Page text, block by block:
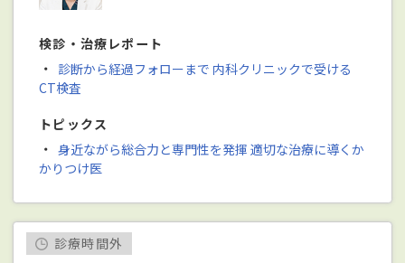
検診・治療レポート
・ 診断から経過フォローまで 内科クリニックで受ける
CT検査
トピックス
・ 身近ながら総合力と専門性を発揮 適切な治療に導くか
かりつけ医
診療時間外